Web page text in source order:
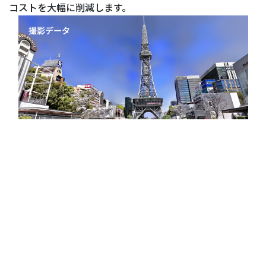
コストを大幅に削減します。